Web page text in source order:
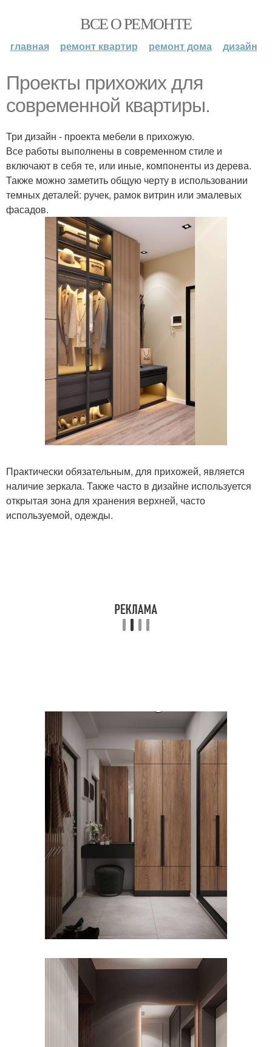
ВСЕ О РЕМОНТЕ
главная ремонт квартир ремонт дома дизайн
Проекты прихожих для
современной квартиры.
Три дизайн - проекта мебели в прихожую.
Все работы выполнены в современном стиле и
включают в себя те, или иные, компоненты из дерева.
Также можно заметить общую черту в использовании
темных деталей: ручек, рамок витрин или эмалевых
фасадов.
Практически обязательным, для прихожей, является
наличие зеркала. Также часто в дизайне используется
открытая зона для хранения верхней, часто
используемой, одежды.